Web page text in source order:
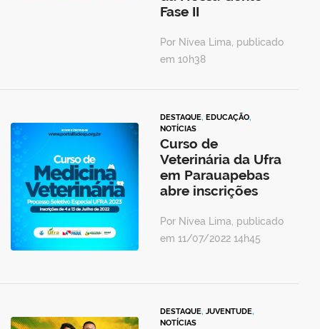
Fase II
Por Nívea Lima, publicado
em 10h38
DESTAQUE, EDUCAÇÃO,
NOTÍCIAS
Curso de
Veterinária da Ufra
em Parauapebas
abre inscrições
Por Nívea Lima, publicado
em 11/07/2022 14h45
DESTAQUE, JUVENTUDE,
NOTÍCIAS